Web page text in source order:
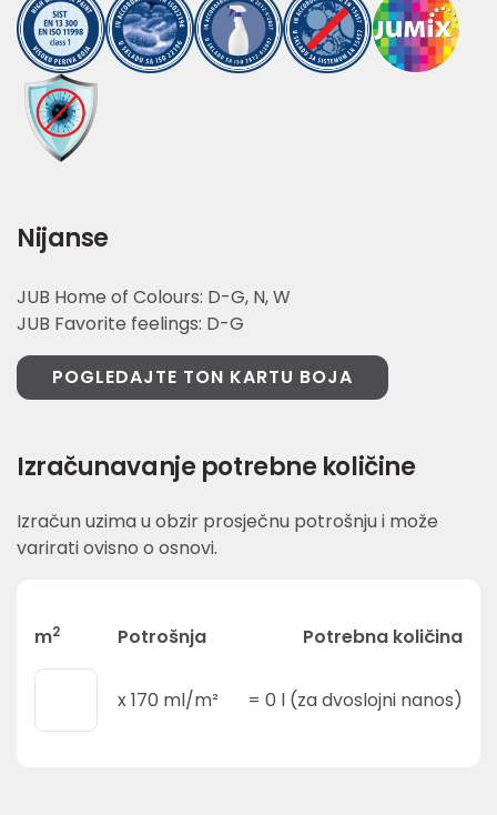
Nijanse
JUB Home of Colours: D-G, N, W
JUB Favorite feelings: D-G
POGLEDAJTE TON KARTU BOJA
Izračunavanje potrebne količine
Izračun uzima u obzir prosječnu potrošnju i može
varirati ovisno o osnovi.
m2 Potrošnja Potrebna količina
x170 ml/m² = 0 l (za dvoslojni nanos)